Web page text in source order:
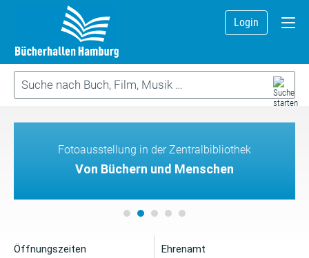
Login
Fotoausstellung in der Zentralbibliothek
Von Büchern und Menschen
Öffnungszeiten Ehrenamt